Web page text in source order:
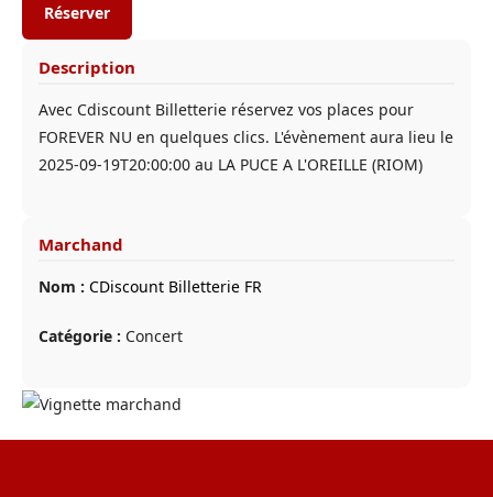
Réserver
Description
Avec Cdiscount Billetterie réservez vos places pour
FOREVER NU en quelques clics. L'évènement aura lieu le
2025-09-19T20:00:00 au LA PUCE A L'OREILLE (RIOM)
Marchand
Nom : CDiscount Billetterie FR
Catégorie : Concert